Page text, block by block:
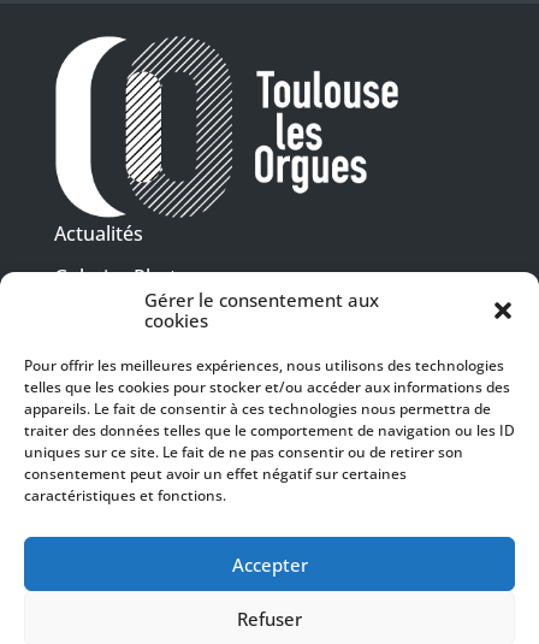
Gérer le consentement aux
cookies
Pour offrir les meilleures expériences, nous utilisons des technologies
telles que les cookies pour stocker et/ou accéder aux informations des
appareils. Le fait de consentir à ces technologies nous permettra de
traiter des données telles que le comportement de navigation ou les ID
uniques sur ce site. Le fait de ne pas consentir ou de retirer son
consentement peut avoir un effet négatif sur certaines
caractéristiques et fonctions.
Accepter
Refuser
Actualités
Galeries Photos
Vidéothèque
Presse
Programme PDF
Billetterie
Recrutement
Mentions légales
SUIVEZ-NOUS